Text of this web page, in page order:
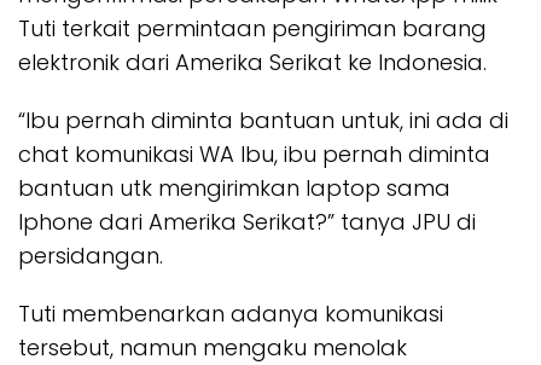
Tuti terkait permintaan pengiriman barang
elektronik dari Amerika Serikat ke Indonesia.
“Ibu pernah diminta bantuan untuk, ini ada di
chat komunikasi WA Ibu, ibu pernah diminta
bantuan utk mengirimkan laptop sama
Iphone dari Amerika Serikat?” tanya JPU di
persidangan.
Tuti membenarkan adanya komunikasi
tersebut, namun mengaku menolak